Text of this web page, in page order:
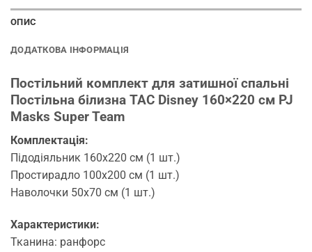
ОПИС
ДОДАТКОВА ІНФОРМАЦІЯ
Постільний комплект для затишної спальні
Постільна білизна TAC Disney 160×220 см PJ
Masks Super Team
Комплектація:
Підодіяльник 160х220 см (1 шт.)
Простирадло 100х200 см (1 шт.)
Наволочки 50х70 см (1 шт.)
Характеристики:
Тканина: ранфорс